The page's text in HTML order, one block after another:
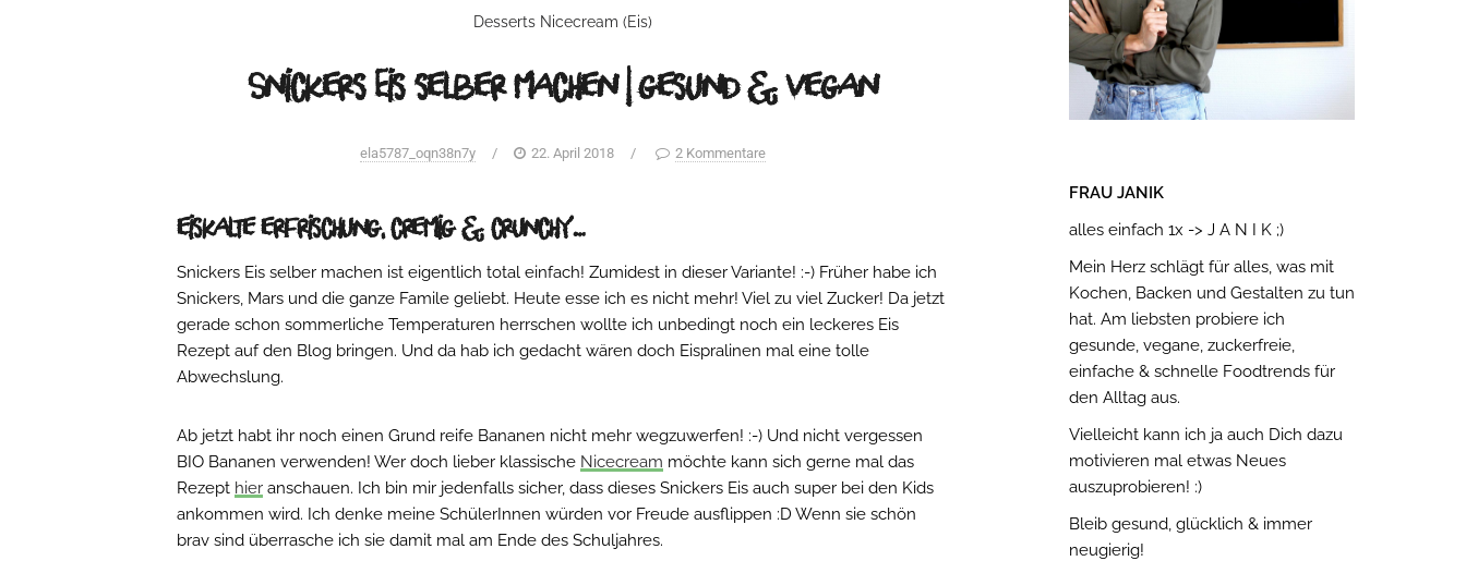
Desserts Nicecream (Eis)
Snickers Eis selber machen | gesund & vegan
ela5787_oqn38n7y / 22. April 2018 / 2 Kommentare
eiskalte erfrischung, cremig & crunchy…
Snickers Eis selber machen ist eigentlich total einfach! Zumidest in dieser Variante! :-) Früher habe ich
Snickers, Mars und die ganze Famile geliebt. Heute esse ich es nicht mehr! Viel zu viel Zucker! Da jetzt
gerade schon sommerliche Temperaturen herrschen wollte ich unbedingt noch ein leckeres Eis
Rezept auf den Blog bringen. Und da hab ich gedacht wären doch Eispralinen mal eine tolle
Abwechslung.
Ab jetzt habt ihr noch einen Grund reife Bananen nicht mehr wegzuwerfen! :-) Und nicht vergessen
BIO Bananen verwenden! Wer doch lieber klassische Nicecream möchte kann sich gerne mal das
Rezept hier anschauen. Ich bin mir jedenfalls sicher, dass dieses Snickers Eis auch super bei den Kids
ankommen wird. Ich denke meine SchülerInnen würden vor Freude ausflippen :D Wenn sie schön
brav sind überrasche ich sie damit mal am Ende des Schuljahres.
FRAU JANIK
alles einfach 1x -> J A N I K ;)
Mein Herz schlägt für alles, was mit
Kochen, Backen und Gestalten zu tun
hat. Am liebsten probiere ich
gesunde, vegane, zuckerfreie,
einfache & schnelle Foodtrends für
den Alltag aus.
Vielleicht kann ich ja auch Dich dazu
motivieren mal etwas Neues
auszuprobieren! :)
Bleib gesund, glücklich & immer
neugierig!